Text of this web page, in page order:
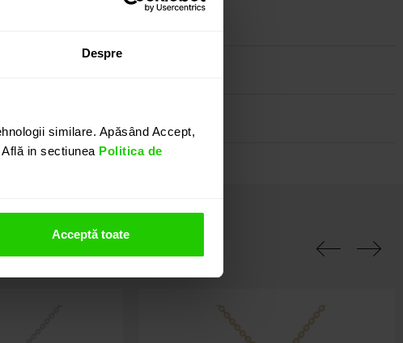
Despre
similare. Apăsând Accept,
in sectiunea Politica de
Acceptă toate